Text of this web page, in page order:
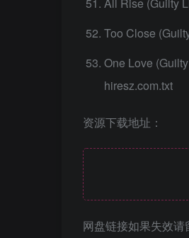
Too Close
One Love
hiresz.com.txt
资源下载地址：
网盘链接如果失效请